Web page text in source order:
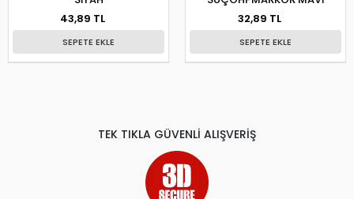
43,89 TL
SEPETE EKLE
32,89 TL
SEPETE EKLE
TEK TIKLA GÜVENLİ ALIŞVERİŞ